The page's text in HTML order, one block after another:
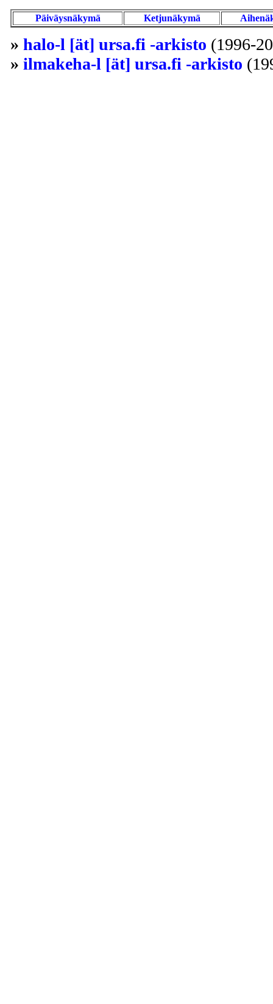
Päiväysnäkymä Ketjunäkymä
» halo-l [ät] ursa.fi -arkisto (1996-
» ilmakeha-l [ät] ursa.fi -arkisto